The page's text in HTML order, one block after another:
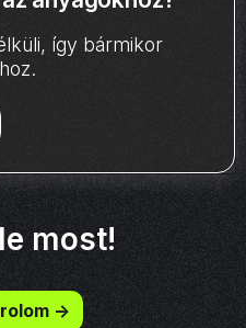
így bármikor
most!
->